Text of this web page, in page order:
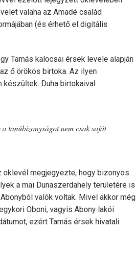
valaha az Amadé család
(és érhető el digitális
Tamás kalocsai érsek levele alapján
ő örökös birtoka. Az ilyen
Duha birtokaival
tanúbizonyságot nem csak saját
oklevél megjegyezte, hogy bizonyos
a mai Dunaszerdahely területére is
valók voltak. Mivel akkor még
Oboni, vagyis Abony lakói
ezért Tamás érsek hivatali